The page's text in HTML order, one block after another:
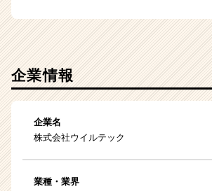
企業情報
企業名
株式会社ウイルテック
業種・業界